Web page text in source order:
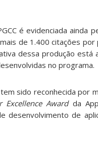
é evidenciada ainda
de 1.400 citações por
dessa produção está
no programa.
sido reconhecida por
Excellence Awardda App
desenvolvimento de